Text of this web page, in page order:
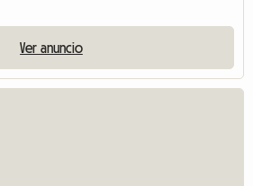
Ver anuncio